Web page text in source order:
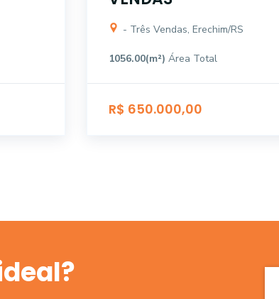
- Três Vendas, Erechim/RS
1056.00(m²) Área Total
R$ 650.000,00